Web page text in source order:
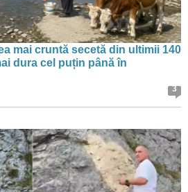
mai cruntă secetă din ultimii 140
dura cel puțin până în
3